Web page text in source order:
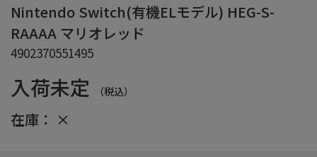
Nintendo Switch(有機ELモデル) HEG-S-
RAAAA マリオレッド
4902370551495
入荷未定 （税込）
在庫： ×